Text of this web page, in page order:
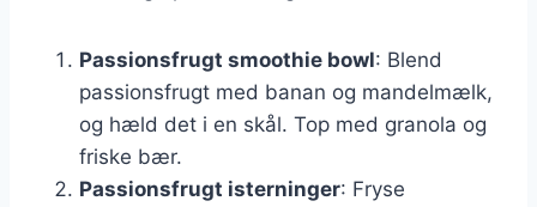
Passionsfrugt smoothie bowl: Blend
passionsfrugt med banan og mandelmælk,
og hæld det i en skål. Top med granola og
friske bær.
Passionsfrugt isterninger: Fryse